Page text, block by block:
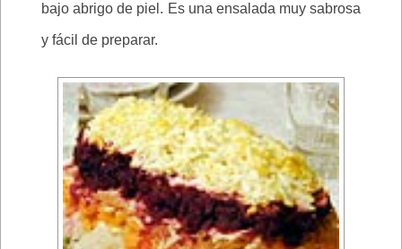
bajo abrigo de piel. Es una ensalada muy sabrosa
y fácil de preparar.